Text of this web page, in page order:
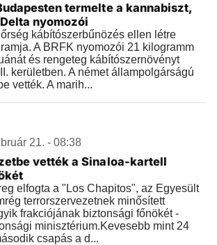
termelte a kannabiszt,
nyomozói
kábítószerbűnözés ellen létre
A BRFK nyomozói 21 kilogramm
és rengeteg kábítószernövényt
kerületben. A német állampolgárságú
vették. A marih...
21. - 08:38
vették a Sinaloa-kartell
elfogta a "Los Chapitos", az Egyesült
terrorszervezetnek minősített
frakciójának biztonsági főnökét -
minisztérium.Kevesebb mint 24
csapás a d...